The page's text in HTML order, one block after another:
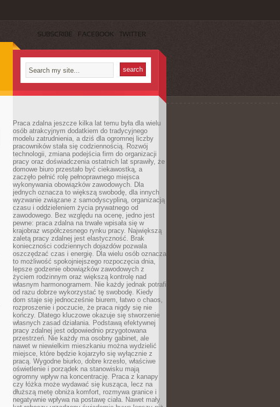
SUBSCRIBE FACEBOOK TWITTER
Praca zdalna jeszcze kilka lat temu była dla wielu
osób atrakcyjnym dodatkiem do tradycyjnego
modelu zatrudnienia, a dziś dla ogromnej liczby
pracowników stała się codziennością. Rozwój
technologii, zmiana podejścia firm do organizacji
pracy oraz doświadczenia ostatnich lat sprawiły, że
domowe biuro przestało być ciekawostką, a
zaczęło pełnić rolę pełnoprawnego miejsca
wykonywania obowiązków zawodowych. Dla
jednych oznacza to większą swobodę, dla innych
wyzwanie związane z samodyscypliną, organizacją
czasu i oddzieleniem życia prywatnego od
zawodowego. Bez względu na ocenę, jedno jest
pewne: praca zdalna na trwałe wpisała się w
krajobraz współczesnego rynku pracy. Największą
zaletą pracy zdalnej jest elastyczność. Brak
konieczności codziennych dojazdów pozwala
oszczędzać czas i energię. Dla wielu osób oznacza
to możliwość spokojniejszego rozpoczęcia dnia,
lepsze godzenie obowiązków zawodowych z
życiem rodzinnym oraz większą kontrolę nad
własnym harmonogramem. Nie każdy jednak potrafi
od razu dobrze wykorzystać tę swobodę. Kiedy
dom staje się jednocześnie biurem, łatwo o chaos,
rozproszenie i poczucie, że praca nigdy się nie
kończy. Dlatego kluczowe okazuje się stworzenie
własnych zasad działania. Podstawą efektywnej
pracy zdalnej jest odpowiednio przygotowana
przestrzeń. Nie każdy ma osobny gabinet, ale
nawet w niewielkim mieszkaniu można wydzielić
miejsce, które będzie kojarzyło się wyłącznie z
pracą. Wygodne biurko, dobre krzesło, właściwe
oświetlenie i porządek na stanowisku mają
ogromny wpływ na koncentrację. Praca z kanapy
czy łóżka może wydawać się kusząca, lecz na
dłuższą metę obniża komfort, rozmywa granice i
negatywnie wpływa na postawę ciała. Nawet mały